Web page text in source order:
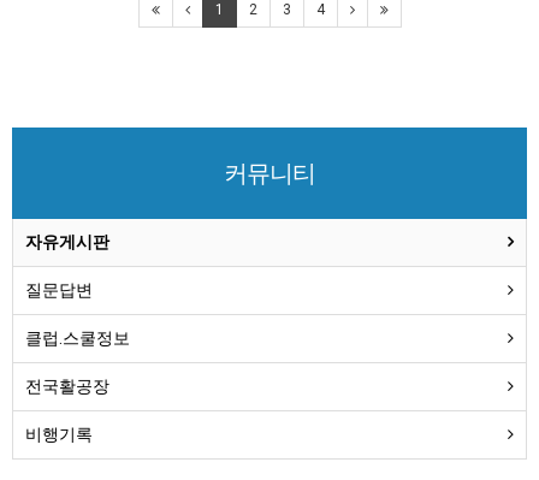
1 2 3 4
커뮤니티
자유게시판
질문답변
클럽.스쿨정보
전국활공장
비행기록